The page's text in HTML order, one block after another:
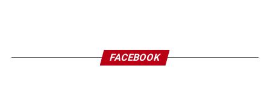
FACEBOOK